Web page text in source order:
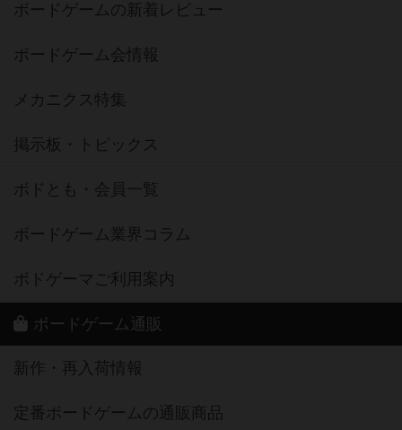
ボードゲームの新着レビュー
ボードゲーム会情報
メカニクス特集
掲示板・トピックス
ボドとも・会員一覧
ボードゲーム業界コラム
ボドゲーマご利用案内
ボードゲーム通販
新作・再入荷情報
定番ボードゲームの通販商品